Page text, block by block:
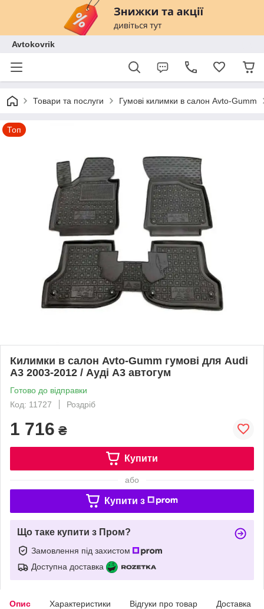
Avtokovrik
Товари та послуги Гумові килимки в салон Avto-Gumm
Топ
Килимки в салон Avto-Gumm гумові для Audi
A3 2003-2012 / Ауді А3 автогум
Готово до відправки
Код: 11727
Роздріб
1 716 ₴
Купити
або
Купити з
Що таке купити з Пром?
Замовлення під захистом
Доступна доставка
Опис Характеристики Відгуки про товар Доставка